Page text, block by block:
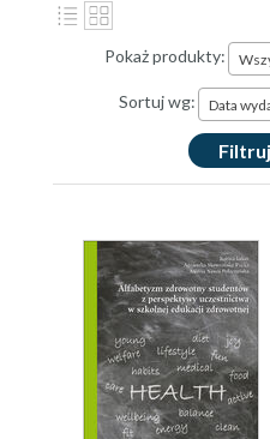
Pokaż produkty:
Sortuj wg: Data